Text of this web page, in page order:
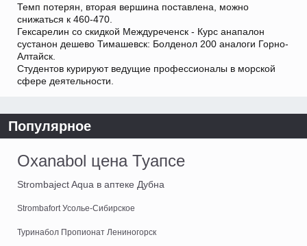
Темп потерян, вторая вершина поставлена, можно
снижаться к 460-470.
Гексарелин со скидкой Междуреченск - Курс анапалон
сустанон дешево Тимашевск: Болденол 200 аналоги Горно-
Алтайск.
Студентов курируют ведущие профессионалы в морской
сфере деятельности.
Популярное
Oxanabol цена Туапсе
Strombaject Aqua в аптеке Дубна
Strombafort Усолье-Сибирское
Туринабол Пропионат Лениногорск